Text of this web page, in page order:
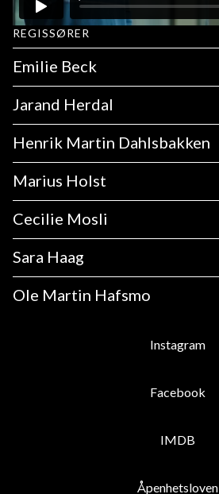
REGISSØRER
Emilie Beck
Jarand Herdal
Henrik Martin Dahlsbakken
Marius Holst
Cecilie Mosli
Sara Haag
Ole Martin Hafsmo
Instagram
Facebook
IMDB
Åpenhetsloven